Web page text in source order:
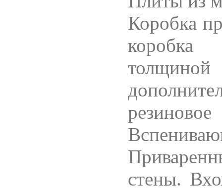
Коробка
стены.